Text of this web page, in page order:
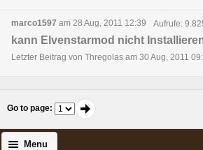
marco1597 am 28 Aug, 2011 12:39 Aufrufe:
kann Elvenstarmod nicht
Letzter Beitrag von Thregolas am 30 Aug, 2011
Go to page:
Menu